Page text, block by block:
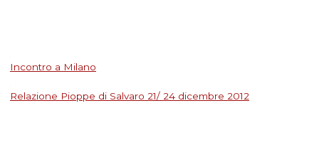
Incontro a Milano
Relazione Pioppe di Salvaro 21/ 24 dicembre 2012